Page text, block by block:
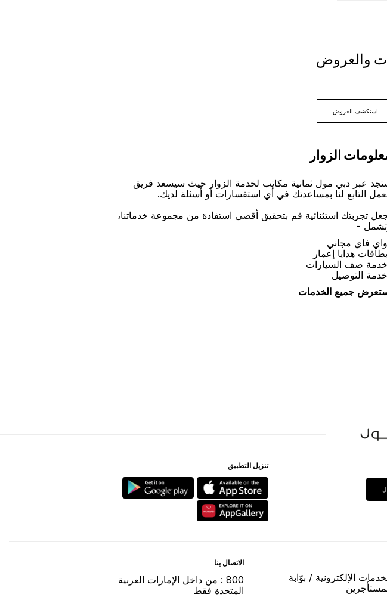
ﻭاﻟﻌﺮﻭﺽ
اﺳﺘﻜﺸﻒ اﻟﻌﺮﻭﺽ
اﻟﺰﻭاﺭ
ﻋﺒﺮ ﺩﺑﻲ ﻣﻮﻝ ﺛﻤﺎﻧﻴﺔ ﻣﻜﺎﺗﺐ ﻟﺨﺪﻣﺔ اﻟﺰﻭاﺭ ﺣﻴﺚ ﺳﻴﺴﻌﺪ ﻓﺮﻳﻖ
اﻟﺘﺎﺑﻊ ﻟﻨﺎ ﺑﻤﺴﺎﻋﺪﺗﻚ ﻓﻲ ﺃﻱ اﺳﺘﻔﺴﺎﺭاﺕ ﺃﻭ ﺃﺳﺌﻠﺔ ﻟﺪﻳﻚ.
ﺗﺠﺮﺑﺘﻚ اﺳﺘﺜﻨﺎﺋﻴﺔ ﻗﻢ ﺑﺘﺤﻘﻴﻖ ﺃﻗﺼﻰ اﺳﺘﻔﺎﺩﺓ ﻣﻦ ﻣﺠﻤﻮﻋﺔ ﺧﺪﻣﺎﺗﻨﺎ،
-
ﻓﺎﻱ ﻣﺠﺎﻧﻲ
ﻫﺪاﻳﺎ ﺇﻋﻤﺎﺭ
ﺻﻒ اﻟﺴﻴﺎﺭاﺕ
اﻟﺘﻮﺻﻴﻞ
ﺟﻤﻴﻊ اﻟﺨﺪﻣﺎﺕ
ﺗﻨﺰﻳﻞ اﻟﺘﻄﺒﻴﻖ
اﻹﻟﻜﺘﺮﻭﻧﻴﺔ / ﺑﻮّاﺑﺔ
اﻻﺗﺼﺎﻝ ﺑﻨﺎ
800 : ﻣﻦ ﺩاﺧﻞ اﻹﻣﺎﺭاﺕ اﻟﻌﺮﺑﻴﺔ
اﻟﻤﺘﺤﺪﺓ ﻓﻘﻂ